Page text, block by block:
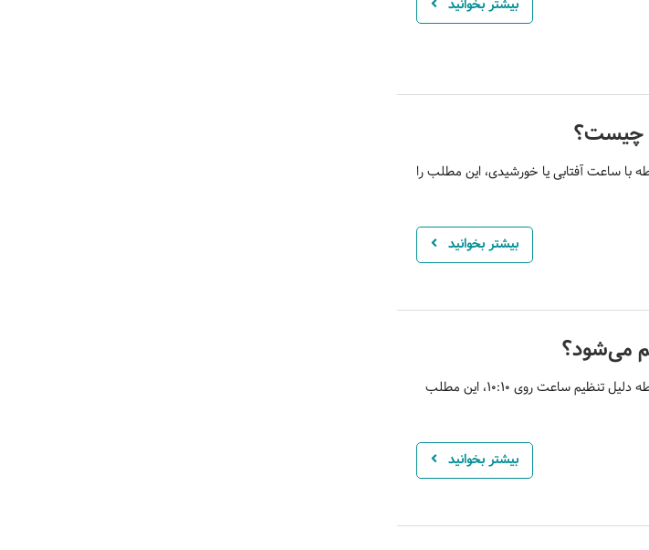
بیشتر بخوانید
چیست؟
با ساعت آفتابی یا خورشیدی، این مطلب را
بیشتر بخوانید
برای کسب اطلاعاتی جامع و جذاب در رابطه دلیل تنظیم ساعت روی 10:10، این مطلب
بیشتر بخوانید